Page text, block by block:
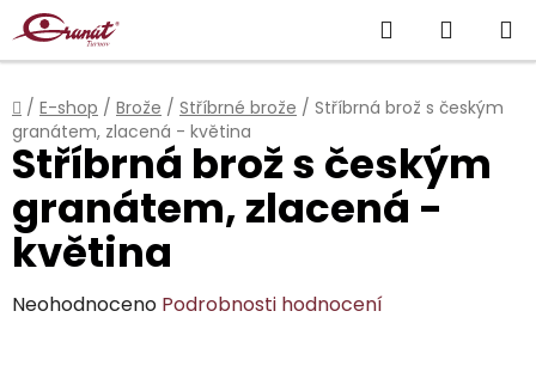
Přejít
na
obsah
Hledat
KOŠÍK
Domů
/ E-shop / Brože / Stříbrné brože / Stříbrná brož s českým
granátem, zlacená - květina
Stříbrná brož s českým
granátem, zlacená -
květina
Průměrné
Neohodnoceno Podrobnosti hodnocení